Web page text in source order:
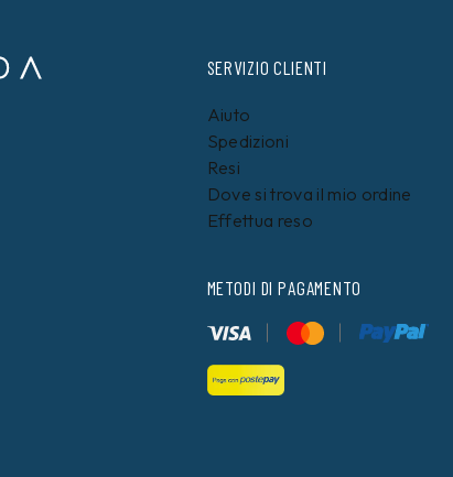
SERVIZIO CLIENTI
Aiuto
Spedizioni
Resi
Dove si trova il mio ordine
Effettua reso
METODI DI PAGAMENTO